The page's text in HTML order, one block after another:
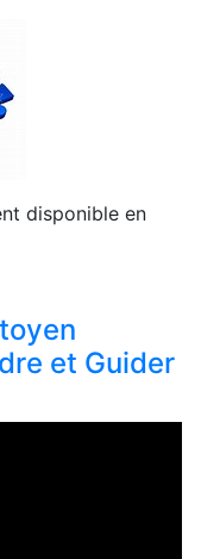
disponible en
et Guider